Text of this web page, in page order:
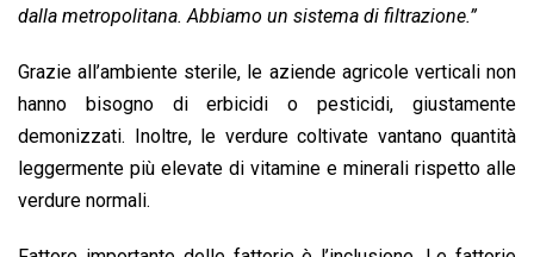
dalla metropolitana. Abbiamo un sistema di filtrazione.”
Grazie all’ambiente sterile, le aziende agricole verticali non
hanno bisogno di erbicidi o pesticidi, giustamente
demonizzati. Inoltre, le verdure coltivate vantano quantità
leggermente più elevate di vitamine e minerali rispetto alle
verdure normali.